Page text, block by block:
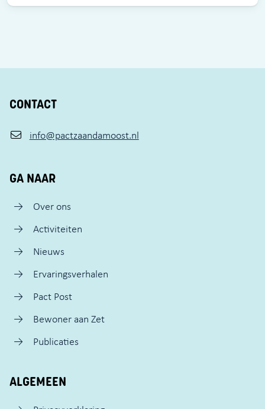
CONTACT
info@pactzaandamoost.nl
GA NAAR
Over ons
Activiteiten
Nieuws
Ervaringsverhalen
Pact Post
Bewoner aan Zet
Publicaties
ALGEMEEN